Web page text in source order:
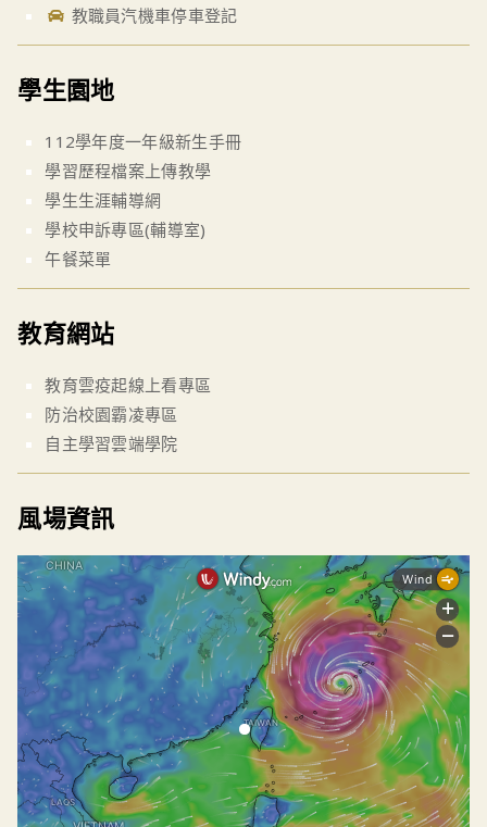
教職員汽機車停車登記
學生園地
112學年度一年級新生手冊
學習歷程檔案上傳教學
學生生涯輔導網
學校申訴專區(輔導室)
午餐菜單
教育網站
教育雲疫起線上看專區
防治校園霸凌專區
自主學習雲端學院
風場資訊